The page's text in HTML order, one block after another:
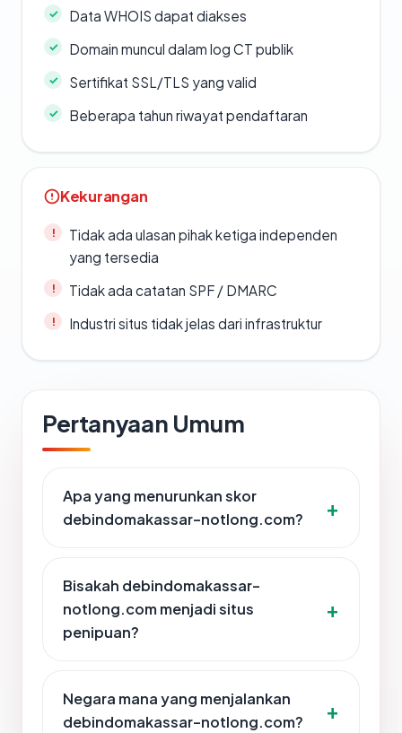
Data WHOIS dapat diakses
Domain muncul dalam log CT publik
Sertifikat SSL/TLS yang valid
Beberapa tahun riwayat pendaftaran
Kekurangan
Tidak ada ulasan pihak ketiga independen
yang tersedia
Tidak ada catatan SPF / DMARC
Industri situs tidak jelas dari infrastruktur
Pertanyaan Umum
Apa yang menurunkan skor
debindomakassar-notlong.com?
Bisakah debindomakassar-
notlong.com menjadi situs
penipuan?
Negara mana yang menjalankan
debindomakassar-notlong.com?